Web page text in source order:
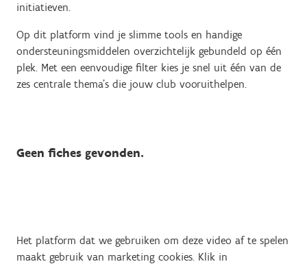
initiatieven.
Op dit platform vind je slimme tools en handige
ondersteuningsmiddelen overzichtelijk gebundeld op één
plek. Met een eenvoudige filter kies je snel uit één van de
zes centrale thema’s die jouw club vooruithelpen.
Geen fiches gevonden.
Het platform dat we gebruiken om deze video af te spelen
maakt gebruik van marketing cookies. Klik in